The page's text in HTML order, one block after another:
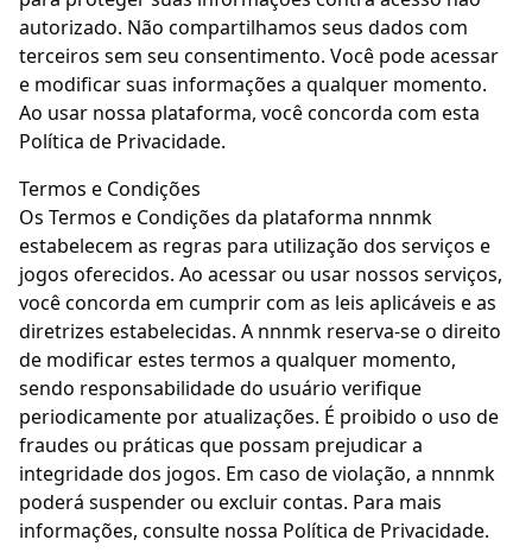
autorizado. Não compartilhamos seus dados com
terceiros sem seu consentimento. Você pode acessar
e modificar suas informações a qualquer momento.
Ao usar nossa plataforma, você concorda com esta
Política de Privacidade.
Termos e Condições
Os Termos e Condições da plataforma nnnmk
estabelecem as regras para utilização dos serviços e
jogos oferecidos. Ao acessar ou usar nossos serviços,
você concorda em cumprir com as leis aplicáveis e as
diretrizes estabelecidas. A nnnmk reserva-se o direito
de modificar estes termos a qualquer momento,
sendo responsabilidade do usuário verifique
periodicamente por atualizações. É proibido o uso de
fraudes ou práticas que possam prejudicar a
integridade dos jogos. Em caso de violação, a nnnmk
poderá suspender ou excluir contas. Para mais
informações, consulte nossa Política de Privacidade.